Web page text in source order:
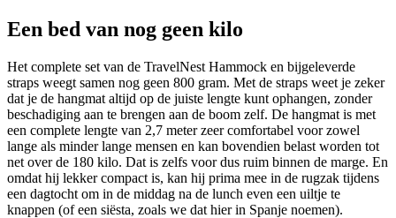
Een bed van nog geen kilo
Het complete set van de TravelNest Hammock en bijgeleverde
straps weegt samen nog geen 800 gram. Met de straps weet je zeker
dat je de hangmat altijd op de juiste lengte kunt ophangen, zonder
beschadiging aan te brengen aan de boom zelf. De hangmat is met
een complete lengte van 2,7 meter zeer comfortabel voor zowel
lange als minder lange mensen en kan bovendien belast worden tot
net over de 180 kilo. Dat is zelfs voor dus ruim binnen de marge. En
omdat hij lekker compact is, kan hij prima mee in de rugzak tijdens
een dagtocht om in de middag na de lunch even een uiltje te
knappen (of een siësta, zoals we dat hier in Spanje noemen).